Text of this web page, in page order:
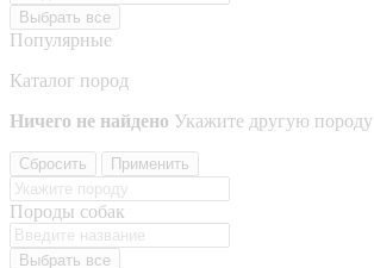
Выбрать все
Популярные
Каталог пород
Ничего не найдено Укажите другую породу
Сбросить Применить
Породы собак
Выбрать все